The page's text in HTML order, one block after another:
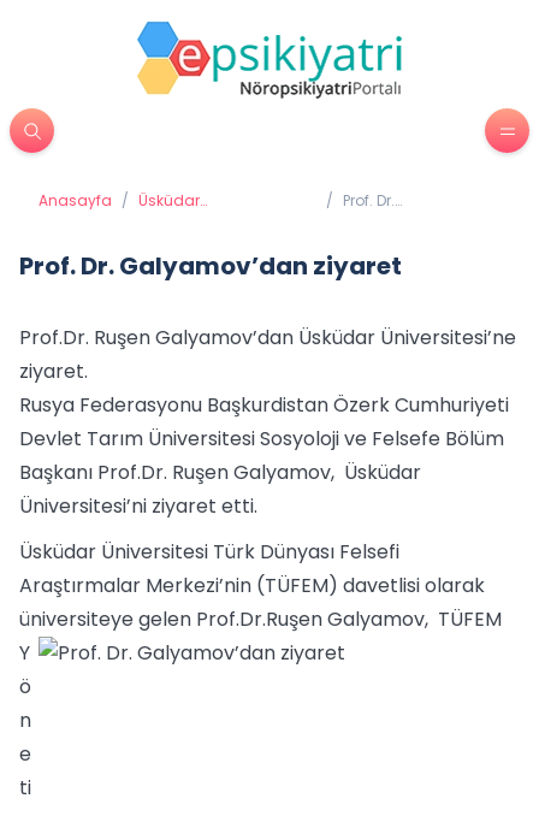
Anasayfa / Üsküdar
/ Prof. Dr.
Prof. Dr. Galyamov’dan ziyaret
Prof.Dr. Ruşen Galyamov’dan Üsküdar Üniversitesi’ne
ziyaret.
Rusya Federasyonu Başkurdistan Özerk Cumhuriyeti
Devlet Tarım Üniversitesi Sosyoloji ve Felsefe Bölüm
Başkanı Prof.Dr. Ruşen Galyamov, Üsküdar
Üniversitesi’ni ziyaret etti.
Üsküdar Üniversitesi Türk Dünyası Felsefi
Araştırmalar Merkezi’nin (TÜFEM) davetlisi olarak
üniversiteye gelen Prof.Dr.Ruşen Galyamov, TÜFEM
Y
ö
n
e
ti